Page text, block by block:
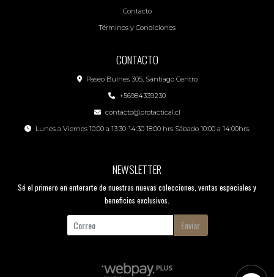
Contacto
Términos y Condiciones
CONTACTO
Paseo Bulnes 305, Santiago Centro
+56984339230
contacto@protactical.cl
Lunes a Viernes 10:00 a 13:30-14:30 18:00 hrs Sábado 10:00 a 14:00hrs.
NEWSLETTER
Sé el primero en enterarte de nuestras nuevas colecciones, ventas especiales y
beneficios exclusivos.
Enviar